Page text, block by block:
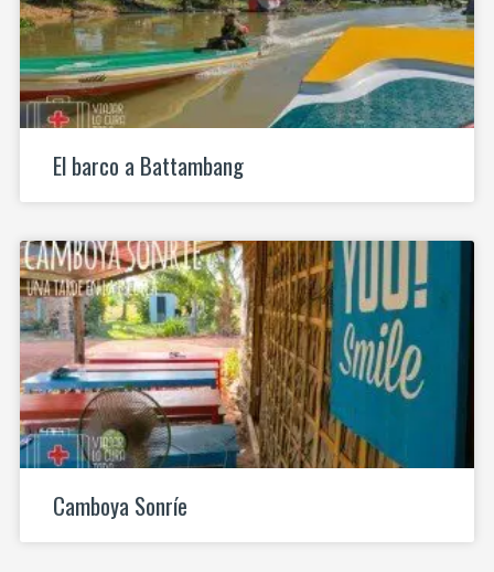
El barco a Battambang
Camboya Sonríe